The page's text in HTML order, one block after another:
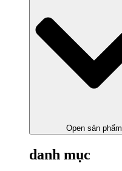
Open sản phẩm
danh mục